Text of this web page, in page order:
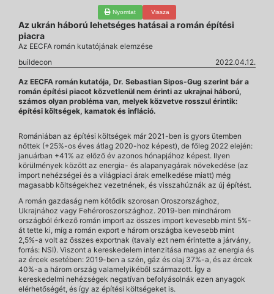
Nyomtat Vissza
Az ukrán háború lehetséges hatásai a román építési
piacra
Az EECFA román kutatójának elemzése
buildecon
2022.04.12.
Az EECFA román kutatója, Dr. Sebastian Sipos-Gug szerint bár a
román építési piacot közvetlenül nem érinti az ukrajnai háború,
számos olyan probléma van, melyek közvetve rosszul érintik:
építési költségek, kamatok és infláció.
Romániában az építési költségek már 2021-ben is gyors ütemben
nőttek (+25%-os éves átlag 2020-hoz képest), de főleg 2022 elején:
januárban +41% az előző év azonos hónapjához képest. Ilyen
körülmények között az energia- és alapanyagárak növekedése (az
import nehézségei és a világpiaci árak emelkedése miatt) még
magasabb költségekhez vezetnének, és visszahúznák az új építést.
A román gazdaság nem kötődik szorosan Oroszországhoz,
Ukrajnához vagy Fehéroroszországhoz. 2019-ben mindhárom
országból érkező román import az összes import kevesebb mint 5%-
át tette ki, míg a román export e három országba kevesebb mint
2,5%-a volt az összes exportnak (tavaly ezt nem érintette a járvány,
forrás: NSI). Viszont a kereskedelem intenzitása magas az energia és
az ércek esetében: 2019-ben a szén, gáz és olaj 37%-a, és az ércek
40%-a a három ország valamelyikéből származott. Így a
kereskedelmi nehézségek negatívan befolyásolnák ezen anyagok
elérhetőségét, és így az építési költségeket is.